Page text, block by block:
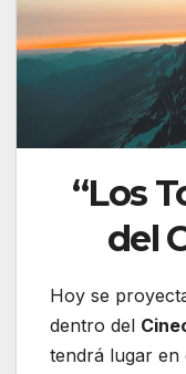
“Los
del
Hoy se
dentro del
tendrá lugar en